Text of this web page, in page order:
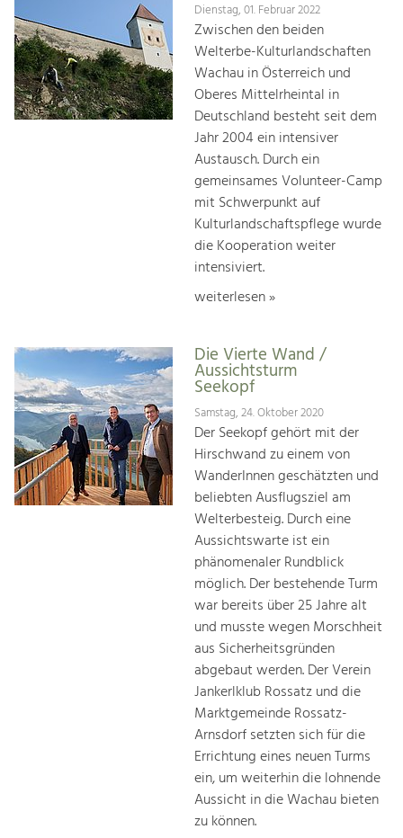
Dienstag, 01. Februar 2022
Zwischen den beiden
Welterbe-Kulturlandschaften
Wachau in Österreich und
Oberes Mittelrheintal in
Deutschland besteht seit dem
Jahr 2004 ein intensiver
Austausch. Durch ein
gemeinsames Volunteer-Camp
mit Schwerpunkt auf
Kulturlandschaftspflege wurde
die Kooperation weiter
intensiviert.
weiterlesen »
Die Vierte Wand /
Aussichtsturm
Seekopf
Samstag, 24. Oktober 2020
Der Seekopf gehört mit der
Hirschwand zu einem von
WanderInnen geschätzten und
beliebten Ausflugsziel am
Welterbesteig. Durch eine
Aussichtswarte ist ein
phänomenaler Rundblick
möglich. Der bestehende Turm
war bereits über 25 Jahre alt
und musste wegen Morschheit
aus Sicherheitsgründen
abgebaut werden. Der Verein
Jankerlklub Rossatz und die
Marktgemeinde Rossatz-
Arnsdorf setzten sich für die
Errichtung eines neuen Turms
ein, um weiterhin die lohnende
Aussicht in die Wachau bieten
zu können.